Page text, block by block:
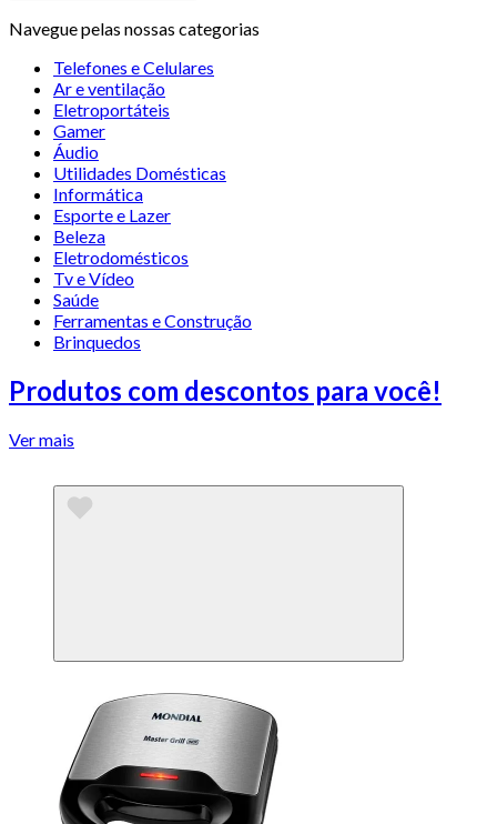
Navegue pelas nossas categorias
Telefones e Celulares
Ar e ventilação
Eletroportáteis
Gamer
Áudio
Utilidades Domésticas
Informática
Esporte e Lazer
Beleza
Eletrodomésticos
Tv e Vídeo
Saúde
Ferramentas e Construção
Brinquedos
Produtos com descontos para você!
Ver mais